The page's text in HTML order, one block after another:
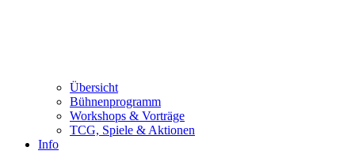
Übersicht
Bühnenprogramm
Workshops & Vorträge
TCG, Spiele & Aktionen
Info